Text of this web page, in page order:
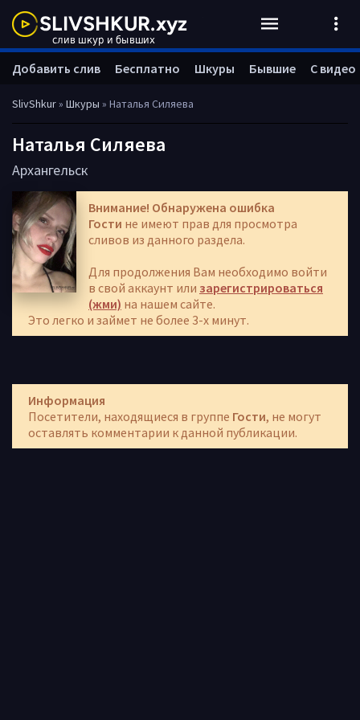
SlivShkur» Шкуры » Наталья Силяева
Наталья Силяева
Архангельск
Внимание! Обнаружена ошибка
Гости не имеют прав для просмотра
сливов из данного раздела.
Для продолжения Вам необходимо войти
в свой аккаунт или зарегистрироваться
(жми) на нашем сайте.
Это легко и займет не более 3-х минут.
Информация
Посетители, находящиеся в группе Гости, не могут
оставлять комментарии к данной публикации.
Добавить слив Бесплатно Шкуры Бывшие С видео